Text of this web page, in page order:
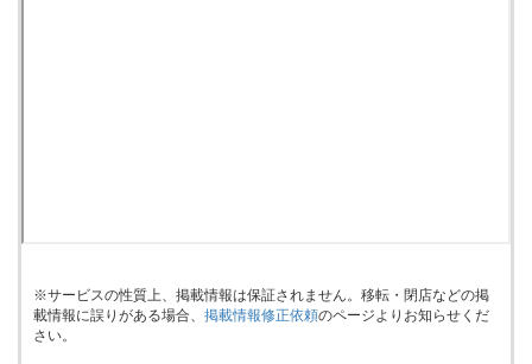
※サービスの性質上、掲載情報は保証されません。移転・閉店などの掲
載情報に誤りがある場合、 掲載情報修正依頼のページよりお知らせくだ
さい。